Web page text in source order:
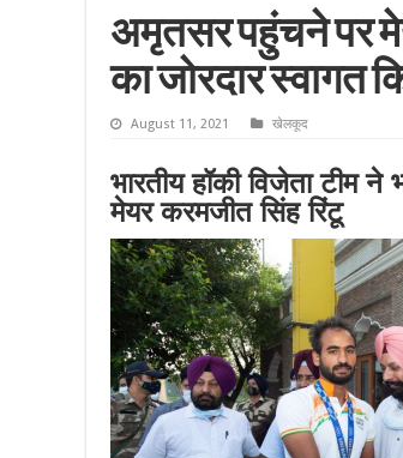
अमृतसर पहुंचने पर
का जोरदार स्वागत
August 11, 2021 खेलकूद
भारतीय हॉकी विजेता टीम
मेयर करमजीत सिंह रिंटू